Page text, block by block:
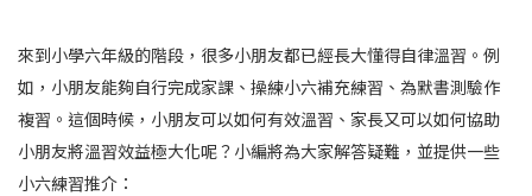
來到小學六年級的階段，很多小朋友都已經長大懂得自律溫習。例
如，小朋友能夠自行完成家課、操練小六補充練習、為默書測驗作
複習。這個時候，小朋友可以如何有效溫習、家長又可以如何協助
小朋友將溫習效益極大化呢？小編將為大家解答疑難，並提供一些
小六練習推介：